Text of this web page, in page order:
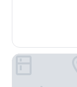
Hotel Europa,